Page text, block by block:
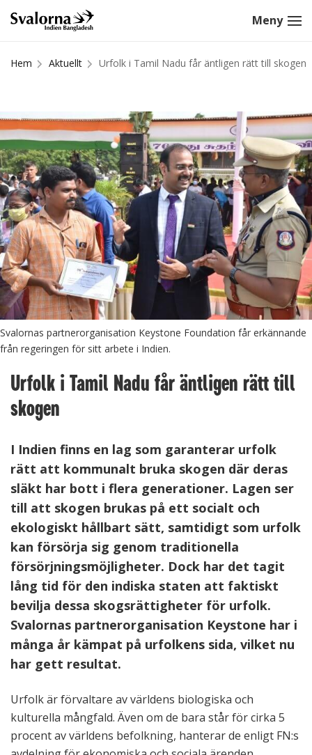
Hem Aktuellt Urfolk i Tamil Nadu får äntligen rätt till skogen
Svalornas partnerorganisation Keystone Foundation får erkännande
från regeringen för sitt arbete i Indien.
Urfolk i Tamil Nadu får äntligen rätt till
skogen
I Indien finns en lag som garanterar urfolk
rätt att kommunalt bruka skogen där deras
släkt har bott i flera generationer. Lagen ser
till att skogen brukas på ett socialt och
ekologiskt hållbart sätt, samtidigt som urfolk
kan försörja sig genom traditionella
försörjningsmöjligheter. Dock har det tagit
lång tid för den indiska staten att faktiskt
bevilja dessa skogsrättigheter för urfolk.
Svalornas partnerorganisation Keystone har i
många år kämpat på urfolkens sida, vilket nu
har gett resultat.
Urfolk är förvaltare av världens biologiska och
kulturella mångfald. Även om de bara står för cirka 5
procent av världens befolkning, hanterar de enligt FN:s